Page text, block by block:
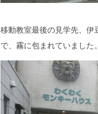
移動教室最後の見学先、
で、霧に包まれていました。